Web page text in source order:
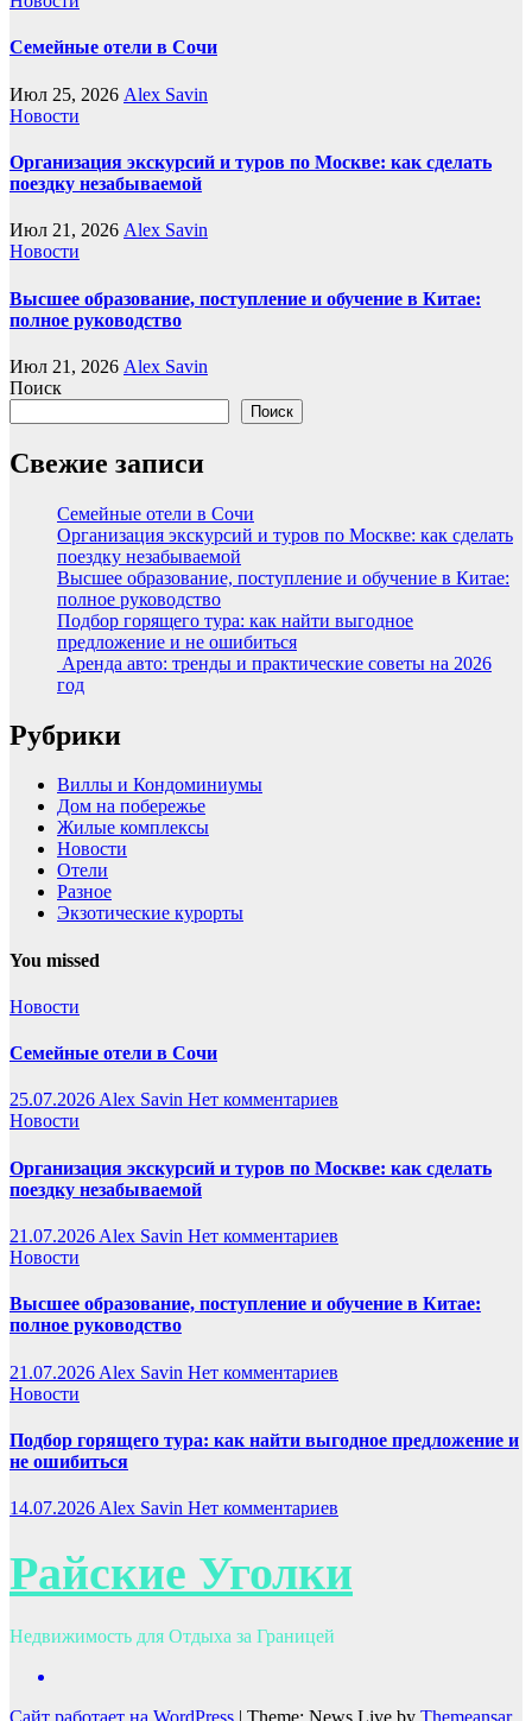
Семейные отели в Сочи
Июл 25, 2026 Alex Savin
Новости
Организация экскурсий и туров по Москве: как сделать
поездку незабываемой
Июл 21, 2026 Alex Savin
Новости
Высшее образование, поступление и обучение в Китае:
полное руководство
Июл 21, 2026 Alex Savin
Поиск
Поиск
Свежие записи
Семейные отели в Сочи
Организация экскурсий и туров по Москве: как сделать
поездку незабываемой
Высшее образование, поступление и обучение в Китае:
полное руководство
Подбор горящего тура: как найти выгодное
предложение и не ошибиться
Аренда авто: тренды и практические советы на 2026
год
Рубрики
Виллы и Кондоминиумы
Дом на побережье
Жилые комплексы
Новости
Отели
Разное
Экзотические курорты
You missed
Новости
Семейные отели в Сочи
25.07.2026Alex Savin Нет комментариев
Новости
Организация экскурсий и туров по Москве: как сделать
поездку незабываемой
21.07.2026 Alex Savin Нет комментариев
Новости
Высшее образование, поступление и обучение в Китае:
полное руководство
21.07.2026 Alex Savin Нет комментариев
Новости
Подбор горящего тура: как найти выгодное предложение и
не ошибиться
14.07.2026 Alex Savin Нет комментариев
Райские Уголки
Недвижимость для Отдыха за Границей
Сайт работает на WordPress | Theme: News Live by Themeansar.